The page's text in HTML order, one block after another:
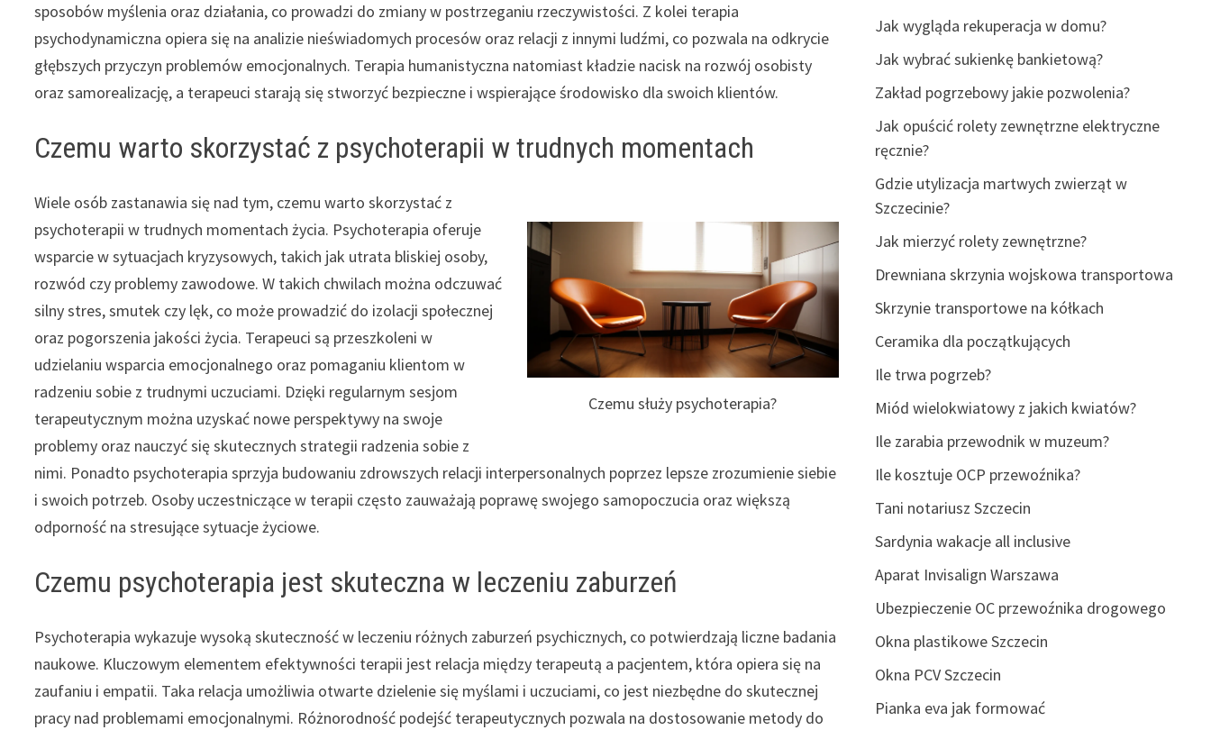
sposobów myślenia oraz działania, co prowadzi do zmiany w postrzeganiu rzeczywistości. Z kolei terapia
psychodynamiczna opiera się na analizie nieświadomych procesów oraz relacji z innymi ludźmi, co pozwala na odkrycie
głębszych przyczyn problemów emocjonalnych. Terapia humanistyczna natomiast kładzie nacisk na rozwój osobisty
oraz samorealizację, a terapeuci starają się stworzyć bezpieczne i wspierające środowisko dla swoich klientów.
Czemu warto skorzystać z psychoterapii w trudnych momentach
Czemu służy psychoterapia?
Wiele osób zastanawia się nad tym, czemu warto skorzystać z
psychoterapii w trudnych momentach życia. Psychoterapia oferuje
wsparcie w sytuacjach kryzysowych, takich jak utrata bliskiej osoby,
rozwód czy problemy zawodowe. W takich chwilach można odczuwać
silny stres, smutek czy lęk, co może prowadzić do izolacji społecznej
oraz pogorszenia jakości życia. Terapeuci są przeszkoleni w
udzielaniu wsparcia emocjonalnego oraz pomaganiu klientom w
radzeniu sobie z trudnymi uczuciami. Dzięki regularnym sesjom
terapeutycznym można uzyskać nowe perspektywy na swoje
problemy oraz nauczyć się skutecznych strategii radzenia sobie z
nimi. Ponadto psychoterapia sprzyja budowaniu zdrowszych relacji interpersonalnych poprzez lepsze zrozumienie siebie
i swoich potrzeb. Osoby uczestniczące w terapii często zauważają poprawę swojego samopoczucia oraz większą
odporność na stresujące sytuacje życiowe.
Czemu psychoterapia jest skuteczna w leczeniu zaburzeń
Psychoterapia wykazuje wysoką skuteczność w leczeniu różnych zaburzeń psychicznych, co potwierdzają liczne badania
naukowe. Kluczowym elementem efektywności terapii jest relacja między terapeutą a pacjentem, która opiera się na
zaufaniu i empatii. Taka relacja umożliwia otwarte dzielenie się myślami i uczuciami, co jest niezbędne do skutecznej
pracy nad problemami emocjonalnymi. Różnorodność podejść terapeutycznych pozwala na dostosowanie metody do
Jak wygląda rekuperacja w domu?
Jak wybrać sukienkę bankietową?
Zakład pogrzebowy jakie pozwolenia?
Jak opuścić rolety zewnętrzne elektryczne
ręcznie?
Gdzie utylizacja martwych zwierząt w
Szczecinie?
Jak mierzyć rolety zewnętrzne?
Drewniana skrzynia wojskowa transportowa
Skrzynie transportowe na kółkach
Ceramika dla początkujących
Ile trwa pogrzeb?
Miód wielokwiatowy z jakich kwiatów?
Ile zarabia przewodnik w muzeum?
Ile kosztuje OCP przewoźnika?
Tani notariusz Szczecin
Sardynia wakacje all inclusive
Aparat Invisalign Warszawa
Ubezpieczenie OC przewoźnika drogowego
Okna plastikowe Szczecin
Okna PCV Szczecin
Pianka eva jak formować